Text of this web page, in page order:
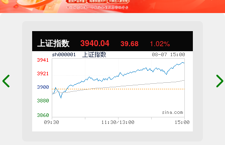
上证指数 3940.04 39.68 1.02%